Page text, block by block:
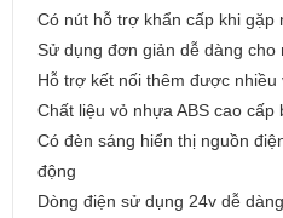
Có nút hỗ trợ khẩn cấp khi gặp
Sử dụng đơn giản dễ dàng cho
Hỗ trợ kết nối thêm được nhiều
Chất liệu vỏ nhựa ABS cao cấp
Có đèn sáng hiển thị nguồn
động
Dòng điện sử dụng 24v dễ